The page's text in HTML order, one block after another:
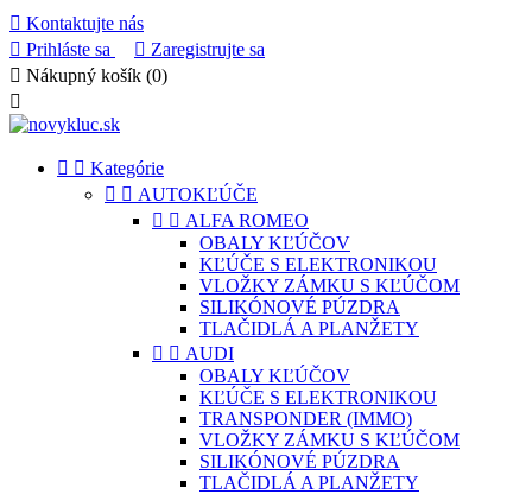
 Kontaktujte nás
 Prihláste sa  Zaregistrujte sa
 Nákupný košík (0)

  Kategórie
  AUTOKĽÚČE
  ALFA ROMEO
OBALY KĽÚČOV
KĽÚČE S ELEKTRONIKOU
VLOŽKY ZÁMKU S KĽÚČOM
SILIKÓNOVÉ PÚZDRA
TLAČIDLÁ A PLANŽETY
  AUDI
OBALY KĽÚČOV
KĽÚČE S ELEKTRONIKOU
TRANSPONDER (IMMO)
VLOŽKY ZÁMKU S KĽÚČOM
SILIKÓNOVÉ PÚZDRA
TLAČIDLÁ A PLANŽETY